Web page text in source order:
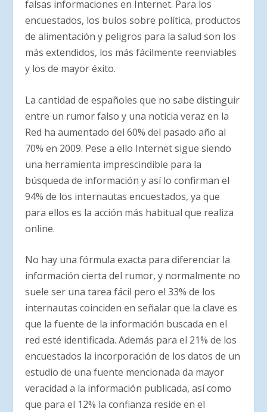
falsas informaciones en Internet. Para los
encuestados, los bulos sobre política, productos
de alimentación y peligros para la salud son los
más extendidos, los más fácilmente reenviables
y los de mayor éxito.
La cantidad de españoles que no sabe distinguir
entre un rumor falso y una noticia veraz en la
Red ha aumentado del 60% del pasado año al
70% en 2009. Pese a ello Internet sigue siendo
una herramienta imprescindible para la
búsqueda de información y así lo confirman el
94% de los internautas encuestados, ya que
para ellos es la acción más habitual que realiza
online.
No hay una fórmula exacta para diferenciar la
información cierta del rumor, y normalmente no
suele ser una tarea fácil pero el 33% de los
internautas coinciden en señalar que la clave es
que la fuente de la información buscada en el
red esté identificada. Además para el 21% de los
encuestados la incorporación de los datos de un
estudio de una fuente mencionada da mayor
veracidad a la información publicada, así como
que para el 12% la confianza reside en el